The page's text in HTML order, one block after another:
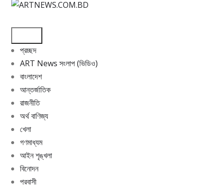
প্রচ্ছদ
ART News সংলাপ (ভিডিও)
বাংলাদেশ
আন্তর্জাতিক
রাজনীতি
অর্থ বাণিজ্য
খেলা
গণমাধ্যম
আইন শৃঙ্খলা
বিনোদন
প্রবাসী